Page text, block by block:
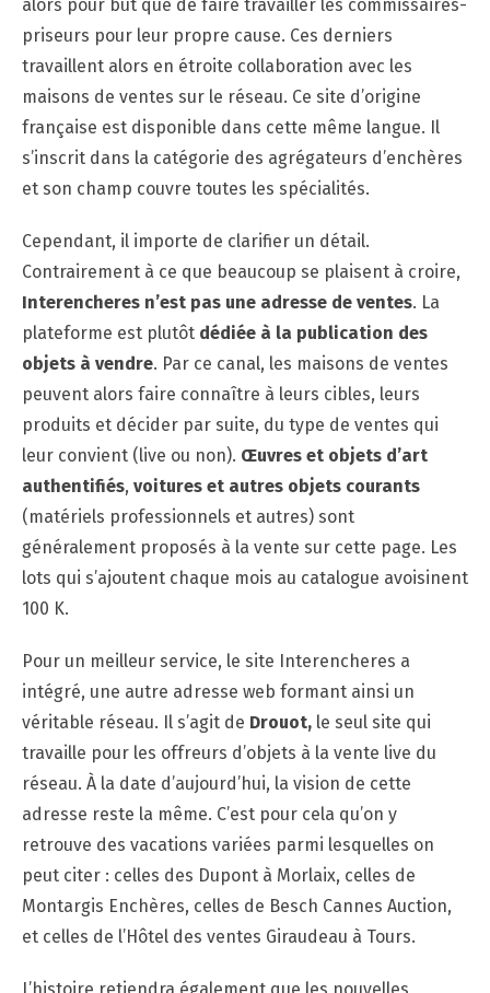
alors pour but que de faire travailler les commissaires-
priseurs pour leur propre cause. Ces derniers
travaillent alors en étroite collaboration avec les
maisons de ventes sur le réseau. Ce site d’origine
française est disponible dans cette même langue. Il
s’inscrit dans la catégorie des agrégateurs d’enchères
et son champ couvre toutes les spécialités.
Cependant, il importe de clarifier un détail.
Contrairement à ce que beaucoup se plaisent à croire,
Interencheres n’est pas une adresse de ventes. La
plateforme est plutôt dédiée à la publication des
objets à vendre. Par ce canal, les maisons de ventes
peuvent alors faire connaître à leurs cibles, leurs
produits et décider par suite, du type de ventes qui
leur convient (live ou non). Œuvres et objets d’art
authentifiés, voitures et autres objets courants
(matériels professionnels et autres) sont
généralement proposés à la vente sur cette page. Les
lots qui s’ajoutent chaque mois au catalogue avoisinent
100 K.
Pour un meilleur service, le site Interencheres a
intégré, une autre adresse web formant ainsi un
véritable réseau. Il s’agit de Drouot, le seul site qui
travaille pour les offreurs d’objets à la vente live du
réseau. À la date d’aujourd’hui, la vision de cette
adresse reste la même. C’est pour cela qu’on y
retrouve des vacations variées parmi lesquelles on
peut citer : celles des Dupont à Morlaix, celles de
Montargis Enchères, celles de Besch Cannes Auction,
et celles de l’Hôtel des ventes Giraudeau à Tours.
L’histoire retiendra également que les nouvelles